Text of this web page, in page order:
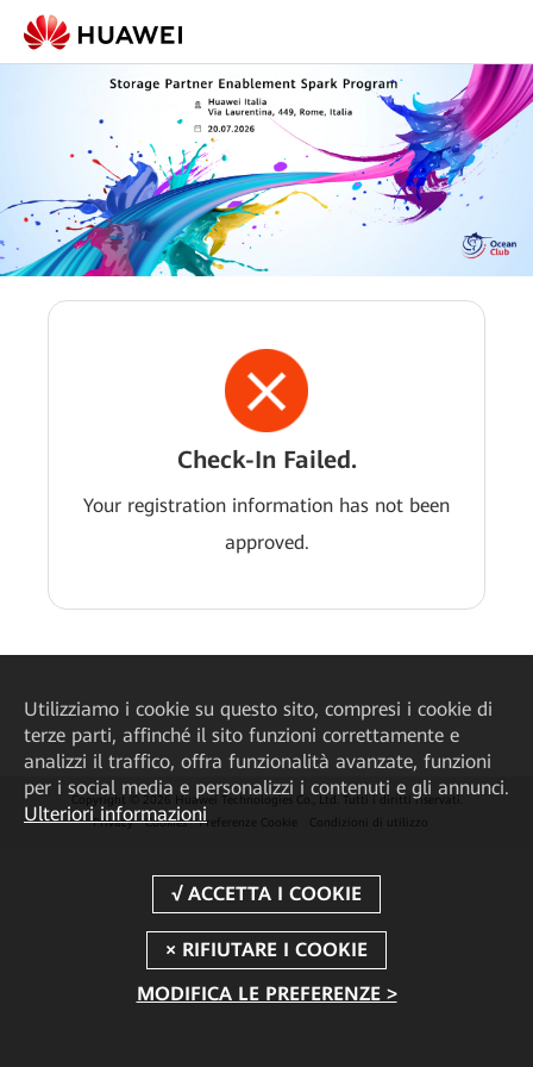
Check-In Failed.
Your registration information has not been
approved.
Copyright © 2026 Huawei Technologies Co., Ltd. Tutti i diritti riservati.
Privacy
Cookies Preferenze Cookie Condizioni di utilizzo
Utilizziamo i cookie su questo sito, compresi i cookie di
terze parti, affinché il sito funzioni correttamente e
analizzi il traffico, offra funzionalità avanzate, funzioni
per i social media e personalizzi i contenuti e gli annunci.
Ulteriori informazioni
MODIFICA LE PREFERENZE >